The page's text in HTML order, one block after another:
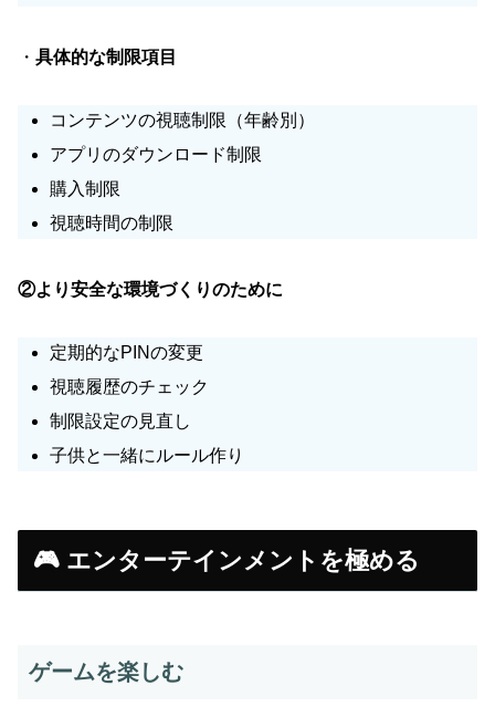
・ 具体的な制限項目
コンテンツの視聴制限（年齢別）
アプリのダウンロード制限
購入制限
視聴時間の制限
②より安全な環境づくりのために
定期的なPINの変更
視聴履歴のチェック
制限設定の見直し
子供と一緒にルール作り
🎮 エンターテインメントを極める
ゲームを楽しむ